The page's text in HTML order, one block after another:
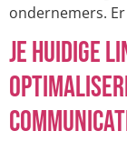
ondernemers.
Je huidige